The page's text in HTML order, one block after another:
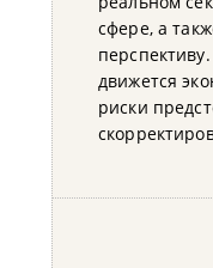
сфере, а
движется
риски